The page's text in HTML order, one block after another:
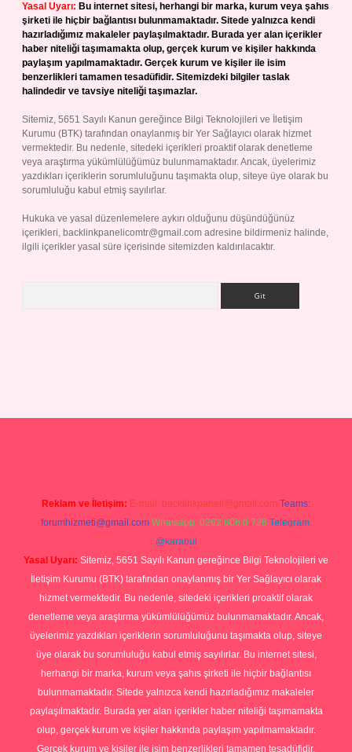
Yasal Uyarı: Bu internet sitesi, herhangi bir marka, kurum veya şahıs
şirketi ile hiçbir bağlantısı bulunmamaktadır. Sitede yalnızca kendi
hazırladığımız makaleler paylaşılmaktadır. Burada yer alan içerikler
haber niteliği taşımamakta olup, gerçek kurum ve kişiler hakkında
paylaşım yapılmamaktadır. Gerçek kurum ve kişiler ile isim
benzerlikleri tamamen tesadüfidir. Sitemizdeki bilgiler taslak
halindedir ve tavsiye niteliği taşımazlar.
Sitemiz, 5651 Sayılı Kanun gereğince Bilgi Teknolojileri ve İletişim
Kurumu (BTK) tarafından onaylanmış bir Yer Sağlayıcı olarak hizmet
vermektedir. Bu nedenle, sitedeki içerikleri proaktif olarak denetleme
veya araştırma yükümlülüğümüz bulunmamaktadır. Ancak, üyelerimiz
yazdıkları içeriklerin sorumluluğunu taşımakta olup, siteye üye olarak bu
sorumluluğu kabul etmiş sayılırlar.
Hukuka ve yasal düzenlemelere aykırı olduğunu düşündüğünüz
içerikleri, backlinkpanelicomtr@gmail.com adresine bildirmeniz halinde,
ilgili içerikler yasal süre içerisinde sitemizden kaldırılacaktır.
Reklam ve İletişim: E-mail: backlinkpaneli@gmail.com Teams:
forumhizmeti@gmail.com Whatsapp: 0262 606 0 726 Telegram:
@karabul
Yasal Uyarı: Sitemiz, 5651 Sayılı Kanun gereğince Bilgi Teknolojileri ve
İletişim Kurumu (BTK) tarafından onaylanmış bir Yer Sağlayıcı olarak
hizmet vermektedir. Bu nedenle, sitedeki içerikleri proaktif olarak
denetleme veya araştırma yükümlülüğümüz bulunmamaktadır. Ancak,
üyelerimiz yazdıkları içeriklerin sorumluluğunu taşımakta olup, siteye
üye olarak bu sorumluluğu kabul etmiş sayılırlar. Bu internet sitesi,
herhangi bir marka, kurum veya şahıs şirketi ile hiçbir bağlantısı
bulunmamaktadır. Sitede yalnızca kendi hazırladığımız makaleler
paylaşılmaktadır. Burada yer alan içerikler haber niteliği taşımamakta
olup, gerçek kurum ve kişiler hakkında paylaşım yapılmamaktadır.
Gerçek kurum ve kişiler ile isim benzerlikleri tamamen tesadüfidir.